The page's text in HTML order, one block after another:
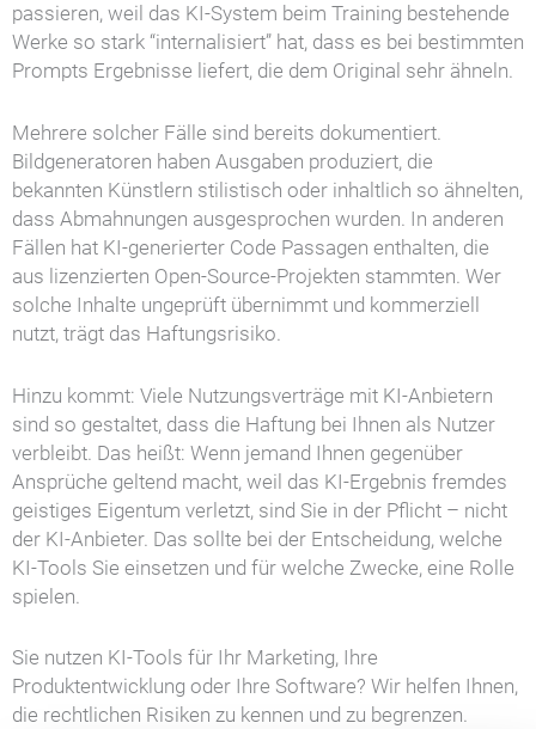
passieren, weil das KI-System beim Training bestehende
Werke so stark “internalisiert” hat, dass es bei bestimmten
Prompts Ergebnisse liefert, die dem Original sehr ähneln.
Mehrere solcher Fälle sind bereits dokumentiert.
Bildgeneratoren haben Ausgaben produziert, die
bekannten Künstlern stilistisch oder inhaltlich so ähnelten,
dass Abmahnungen ausgesprochen wurden. In anderen
Fällen hat KI-generierter Code Passagen enthalten, die
aus lizenzierten Open-Source-Projekten stammten. Wer
solche Inhalte ungeprüft übernimmt und kommerziell
nutzt, trägt das Haftungsrisiko.
Hinzu kommt: Viele Nutzungsverträge mit KI-Anbietern
sind so gestaltet, dass die Haftung bei Ihnen als Nutzer
verbleibt. Das heißt: Wenn jemand Ihnen gegenüber
Ansprüche geltend macht, weil das KI-Ergebnis fremdes
geistiges Eigentum verletzt, sind Sie in der Pflicht – nicht
der KI-Anbieter. Das sollte bei der Entscheidung, welche
KI-Tools Sie einsetzen und für welche Zwecke, eine Rolle
spielen.
Sie nutzen KI-Tools für Ihr Marketing, Ihre
Produktentwicklung oder Ihre Software? Wir helfen Ihnen,
die rechtlichen Risiken zu kennen und zu begrenzen.